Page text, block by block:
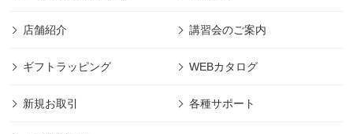
店舗紹介 講習会のご案内
ギフトラッピング WEBカタログ
新規お取引 各種サポート